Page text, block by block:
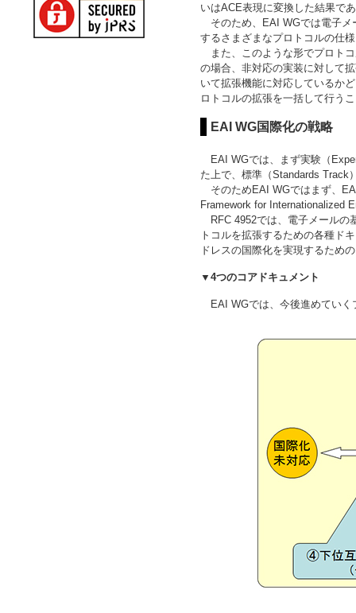
いはACE表現に変換した結果で
そのため、EAI WGでは電子メ
するさまざまなプロトコルの仕
また、このような形でプロト
の場合、非対応の実装に対して
いて拡張機能に対応しているか
ロトコルの拡張を一括して行う
EAI WG国際化の戦略
EAI WGでは、まず実験（
た上で、標準（Standards Track
そのためEAI WGではまず、
Framework for Internationalized
RFC 4952では、電子メールの
トコルを拡張するための各種ド
ドレスの国際化を実現するため
▼4つのコアドキュメント
EAI WGでは、今後進めていく